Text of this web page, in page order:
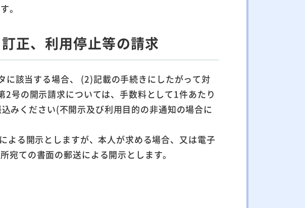
。
正、利用停止等の請求
該当する場合、 (2)記載の手続きにしたがって対
号の開示請求については、手数料として1件あたり
みください(不開示及び利用目的の非通知の場合に
よる開示としますが、本人が求める場合、又は電子
ての書面の郵送による開示とします。